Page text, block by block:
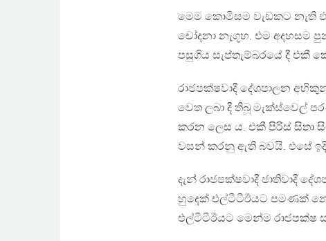
මෙම කොමිසම වැඩකට නැති
චෝදනා නැගූහ. එම අදහසම
පසුගිය සැප්තැම්බරයේ දී
රාජපක්ෂවාදී දේශපාලන
වෙත ලබා දී තිබූ මැක්ස්වෙල්
කරන ලෙස ය. එකී පිරිස් සිතා
වසන් කරනු ඇති බවයි. එසේ
දැන් රාජපක්ෂවාදී ජාතිවාදී
හුදෙක් එල්ටීටීඊයට පමණක්
එල්ටීටීඊයට මෙන්ම රාජපක්ෂ